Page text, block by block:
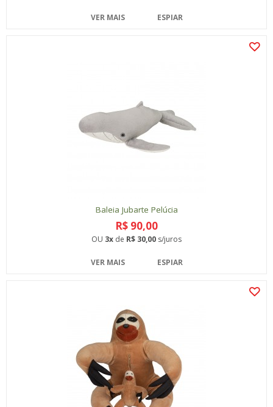
VER MAIS ESPIAR
Baleia Jubarte Pelúcia
R$ 90,00
OU 3x de R$ 30,00 s/juros
VER MAIS ESPIAR